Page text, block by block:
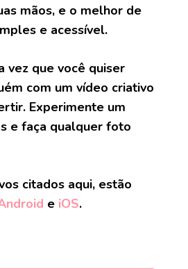
mãos, e o melhor de
e acessível.
vez que você quiser
com um vídeo criativo
Experimente um
e faça qualquer foto
citados aqui, estão
e iOS.